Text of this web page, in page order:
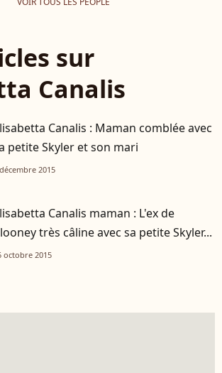
sur
Canalis
Canalis : Maman comblée avec
petite Skyler et son mari
2015
Canalis maman : L'ex de
très câline avec sa petite Skyler...
octobre 2015